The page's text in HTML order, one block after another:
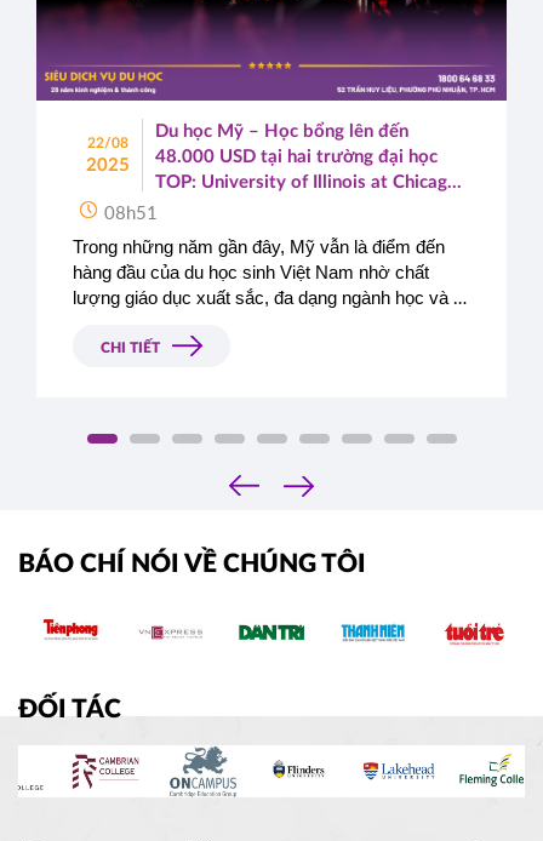
22/08
2025
Du học Mỹ – Học bổng lên đến
48.000 USD tại hai trường đại học
TOP: University of Illinois at Chicago
08h51
Trong những năm gần đây, Mỹ vẫn là điểm đến
hàng đầu của du học sinh Việt Nam nhờ chất
lượng giáo dục xuất sắc, đa dạng ngành học và
đặc biệt đến từ hai ngôi trường đại học danh
CHI TIẾT
‹
›
BÁO CHÍ NÓI VỀ CHÚNG TÔI
ĐỐI TÁC